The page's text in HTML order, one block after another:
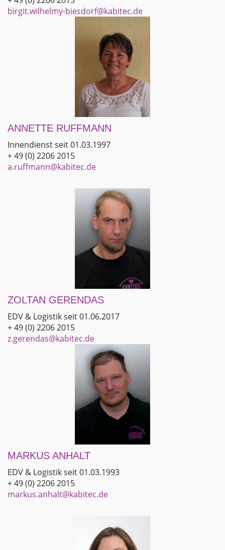
birgit.wilhelmy-biesdorf@kabitec.de
ANNETTE RUFFMANN
Innendienst seit 01.03.1997
+ 49 (0) 2206 2015
a.ruffmann@kabitec.de
ZOLTAN GERENDAS
EDV & Logistik seit 01.06.2017
+ 49 (0) 2206 2015
z.gerendas@kabitec.de
MARKUS ANHALT
EDV & Logistik seit 01.03.1993
+ 49 (0) 2206 2015
markus.anhalt@kabitec.de